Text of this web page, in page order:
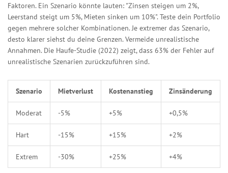
Faktoren. Ein Szenario könnte lauten: "Zinsen steigen um 2%,
Leerstand steigt um 5%, Mieten sinken um 10%". Teste dein Portfolio
gegen mehrere solcher Kombinationen. Je extremer das Szenario,
desto klarer siehst du deine Grenzen. Vermeide unrealistische
Annahmen. Die Haufe-Studie (2022) zeigt, dass 63% der Fehler auf
unrealistische Szenarien zurückzuführen sind.
Szenario Mietverlust Kostenanstieg Zinsänderung
Moderat -5% +5% +0,5%
Hart -15% +15% +2%
Extrem -30% +25% +4%